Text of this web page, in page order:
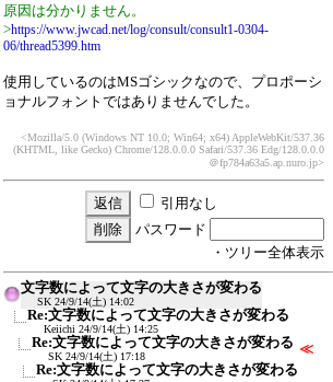
原因は分かりません。
>https://www.jwcad.net/log/consult/consult1-0304-
06/thread5399.htm
使用しているのはMSゴシックなので、プロポーシ
ョナルフォントではありませんでした。
<Mozilla/5.0 (Windows NT 10.0; Win64; x64) AppleWebKit/537.36
(KHTML, like Gecko) Chrome/128.0.0.0 Safari/537.36 Edg/128.0.0.0
＠fp784a63a5.ap.nuro.jp>
引用なし
パスワード
・ツリー全体表示
文字数によって文字の大きさが変わる
SK 24/9/14(土) 14:02
Re:文字数によって文字の大きさが変わる
Keiichi 24/9/14(土) 14:25
Re:文字数によって文字の大きさが変わる
SK 24/9/14(土) 17:18
≪
Re:文字数によって文字の大きさが変わる